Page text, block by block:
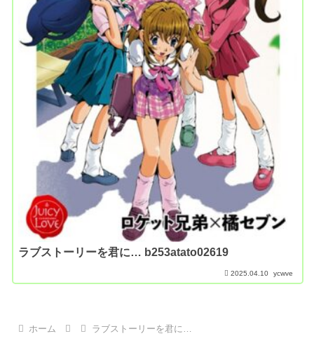
ラブストーリーを君に… b253atato02619
2025.04.10 ycwve
ホーム ラブストーリーを君に…